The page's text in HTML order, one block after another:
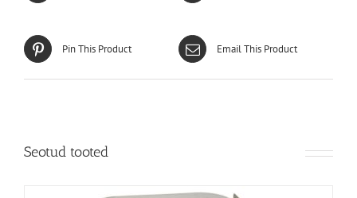
Pin This Product Email This Product
Seotud tooted